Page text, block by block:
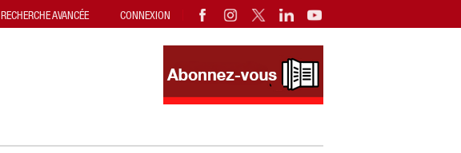
RECHERCHE AVANCÉE CONNEXION